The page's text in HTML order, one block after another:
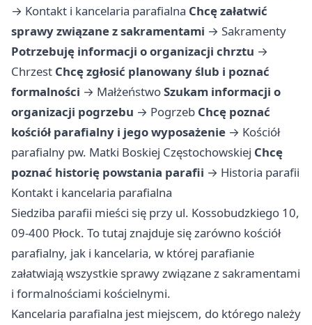
→ Kontakt i kancelaria parafialna Chcę załatwić
sprawy związane z sakramentami → Sakramenty
Potrzebuję informacji o organizacji chrztu →
Chrzest Chcę zgłosić planowany ślub i poznać
formalności → MałżeństwoSzukam informacji o
organizacji pogrzebu → Pogrzeb Chcę poznać
kościół parafialny i jego wyposażenie → Kościół
parafialny pw. Matki Boskiej Częstochowskiej Chcę
poznać historię powstania parafii → Historia parafii
Kontakt i kancelaria parafialna
Siedziba parafii mieści się przy ul. Kossobudzkiego 10,
09-400 Płock. To tutaj znajduje się zarówno kościół
parafialny, jak i kancelaria, w której parafianie
załatwiają wszystkie sprawy związane z sakramentami
i formalnościami kościelnymi.
Kancelaria parafialna jest miejscem, do którego należy